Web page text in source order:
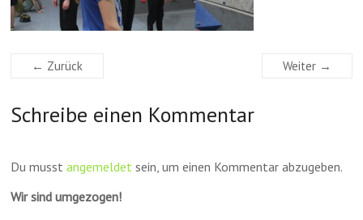
← Zurück Weiter →
Schreibe einen Kommentar
Du musstangemeldet sein, um einen Kommentar abzugeben.
Wir sind umgezogen!